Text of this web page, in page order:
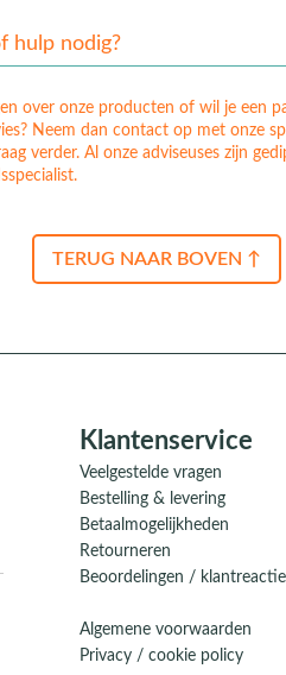
hulp nodig?
over onze producten of wil je een
Neem dan contact op met onze
verder. Al onze adviseuses zijn
TERUG NAAR BOVEN ↑
Klantenservice
Veelgestelde vragen
Bestelling & levering
Betaalmogelijkheden
Retourneren
Beoordelingen /
Algemene voorwaarden
Privacy / cookie policy